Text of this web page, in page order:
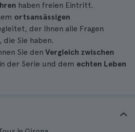
haben freien Eintritt.
ortsansässigen
der Ihnen alle Fragen
Sie haben.
Sie den Vergleich zwischen
in der Serie und dem echten Leben